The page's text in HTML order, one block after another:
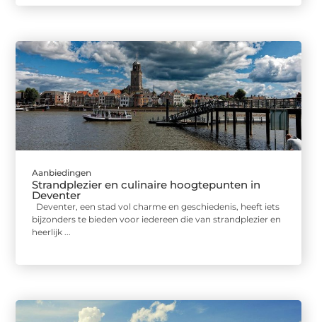
Aanbiedingen
Strandplezier en culinaire hoogtepunten in
Deventer
Deventer, een stad vol charme en geschiedenis, heeft iets
bijzonders te bieden voor iedereen die van strandplezier en
heerlijk ...